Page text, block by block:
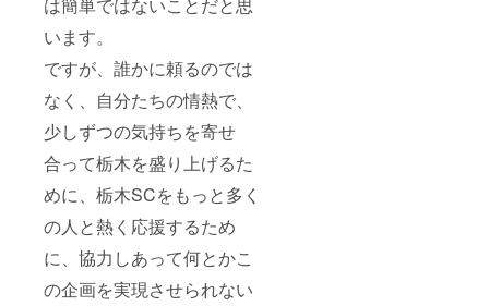
います。
ですが、誰かに頼るのでは
なく、自分たちの情熱で、
少しずつの気持ちを寄せ
合って栃木を盛り上げるた
めに、栃木SCをもっと多く
の人と熱く応援するため
に、協力しあって何とかこ
の企画を実現させられない